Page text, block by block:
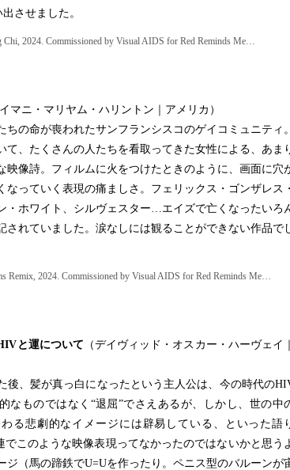
させました。
Chi, 2024. Commissioned by Visual AIDS for Red Reminds Me…
イマニ・マリヤム・ハリントン｜アメリカ）
の命が喪われたサンフランシスコのゲイコミュニティ。
て、たくさんの人たちを看取ってきた女性による、あま
映像詩。フィルムに火をつけたときのように、画面に穴
なっていく表現の痛ましさ。フェリックス・ゴンザレス・
・ホワイト、シルヴェスター…エイズで亡くなったいろ
されていました。涙なしには観ることができない作品で
Remix, 2024. Commissioned by Visual AIDS for Red Reminds Me…
と運について （デイヴィッド・オスカー・ハーヴェイ｜
後、髪が真っ白になったという主人公は、今の時代の
なものではなく“退屈”でさえあるが、しかし、世の中
る悲劇的なイメージには辟易している、といった語
でこのような映像表現ってなかったのではないかと思う
ジ（馬の蹄鉄でU=Uを作ったり。ペニス型のバルーンが